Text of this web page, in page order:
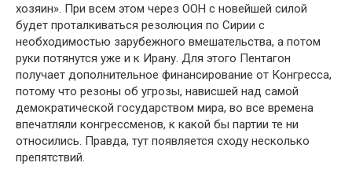
хозяин». При всем этом через ООН с новейшей силой
будет проталкиваться резолюция по Сирии с
необходимостью зарубежного вмешательства, а потом
руки потянутся уже и к Ирану. Для этого Пентагон
получает дополнительное финансирование от Конгресса,
потому что резоны об угрозы, нависшей над самой
демократической государством мира, во все времена
впечатляли конгрессменов, к какой бы партии те ни
относились. Правда, тут появляется сходу несколько
препятствий.